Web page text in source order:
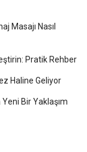
Masajı Nasıl
Pratik Rehber
Haline Geliyor
Bir Yaklaşım